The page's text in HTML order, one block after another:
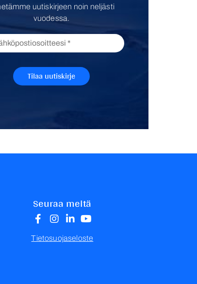
uutiskirjeen noin neljästi
vuodessa.
Seuraa meitä
Tietosuojaseloste